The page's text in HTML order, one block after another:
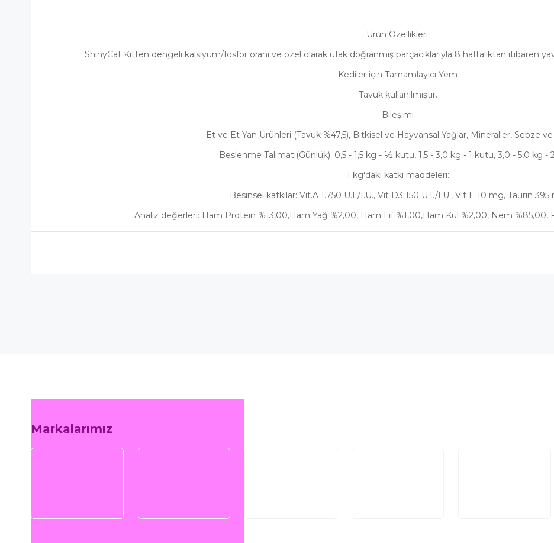
Ürün Özellikleri;
ShinyCat Kitten dengeli kalsiyum/fosfor oranı ve özel olarak ufak doğranmış parçacıklarıyla 8 haftalıktan itibaren
Kediler için Tamamlayıcı Yem
Tavuk kullanılmıştır.
Bileşimi
Et ve Et Yan Ürünleri (Tavuk %47,5), Bitkisel ve Hayvansal Yağlar, Mineraller, Sebze
Beslenme Talimatı(Günlük): 0,5 - 1,5 kg - ½ kutu, 1,5 - 3,0 kg - 1 kutu, 3,0 - 5,0 kg -
1 kg'daki katkı maddeleri:
Besinsel katkılar: Vit.A 1.750 U.I./I.U., Vit D3 150 U.I./I.U., Vit E 10 mg, Taurin 395
Analiz değerleri: Ham Protein %13,00,Ham Yağ %2,00, Ham Lif %1,00,Ham Kül %2,00, Nem %85,00,
Markalarımız